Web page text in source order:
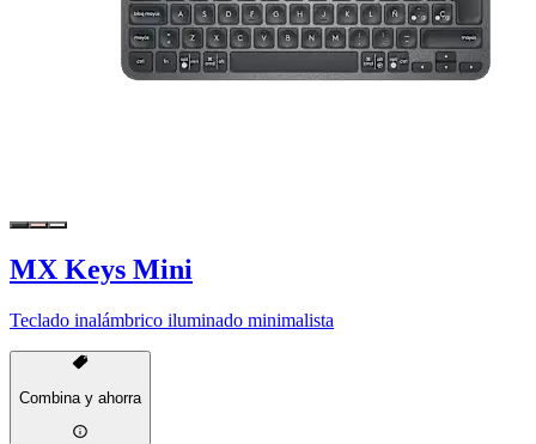
MX Keys Mini
Teclado inalámbrico iluminado minimalista
Combina y ahorra